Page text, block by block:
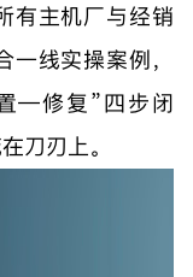
有主机厂与经销
线实操案例，
—修复”四步闭
刀刃上。